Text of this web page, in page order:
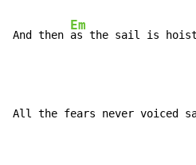
And then
Em
as the sail is
All the fears never voiced